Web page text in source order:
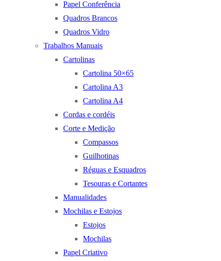
Papel Conferência
Quadros Brancos
Quadros Vidro
Trabalhos Manuais
Cartolinas
Cartolina 50×65
Cartolina A3
Cartolina A4
Cordas e cordéis
Corte e Medição
Compassos
Guilhotinas
Réguas e Esquadros
Tesouras e Cortantes
Manualidades
Mochilas e Estojos
Estojos
Mochilas
Papel Criativo